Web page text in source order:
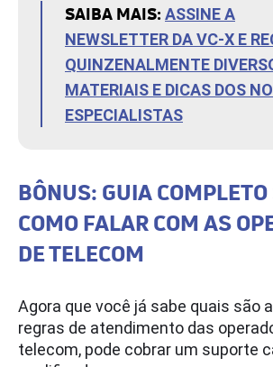
SAIBA MAIS: ASSINE A
NEWSLETTER DA VC-X E
QUINZENALMENTE
MATERIAIS E DICAS DOS
ESPECIALISTAS
BÔNUS: GUIA COMPLETO
COMO FALAR COM AS
DE TELECOM
Agora que você já sabe quais são
regras de atendimento das
telecom, pode cobrar um suporte